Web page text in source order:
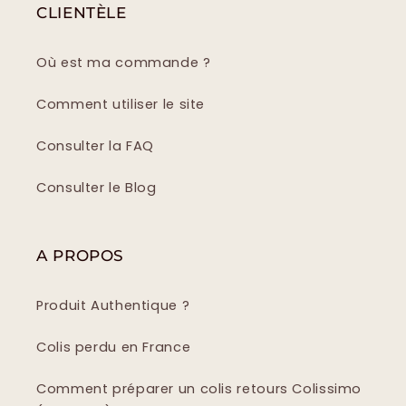
CLIENTÈLE
Où est ma commande ?
Comment utiliser le site
Consulter la FAQ
Consulter le Blog
A PROPOS
Produit Authentique ?
Colis perdu en France
Comment préparer un colis retours Colissimo